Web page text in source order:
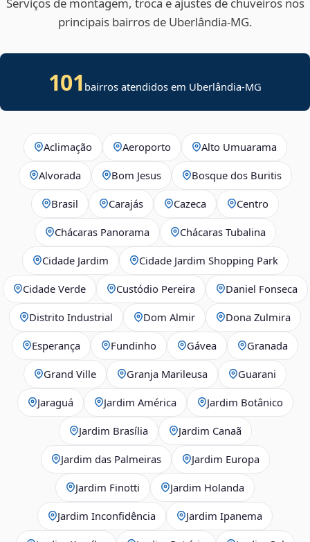
principais bairros de Uberlândia‑MG.
101 bairros atendidos em Uberlândia-MG
Aclimação Aeroporto Alto Umuarama
Alvorada Bom Jesus Bosque dos Buritis
Brasil Carajás Cazeca Centro
Chácaras Panorama Chácaras Tubalina
Cidade Jardim Cidade Jardim Shopping Park
Cidade Verde Custódio Pereira Daniel Fonseca
Distrito Industrial Dom Almir Dona Zulmira
Esperança Fundinho Gávea Granada
Grand Ville Granja Marileusa Guarani
Jaraguá Jardim América Jardim Botânico
Jardim Brasília Jardim Canaã
Jardim das Palmeiras Jardim Europa
Jardim Finotti Jardim Holanda
Jardim Inconfidência Jardim Ipanema